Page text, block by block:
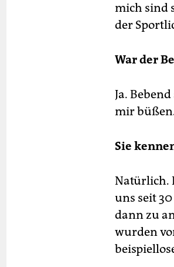
mich sind
der
War der
Ja.
mir
Sie
Natürlich.
uns seit
dann zu
wurden